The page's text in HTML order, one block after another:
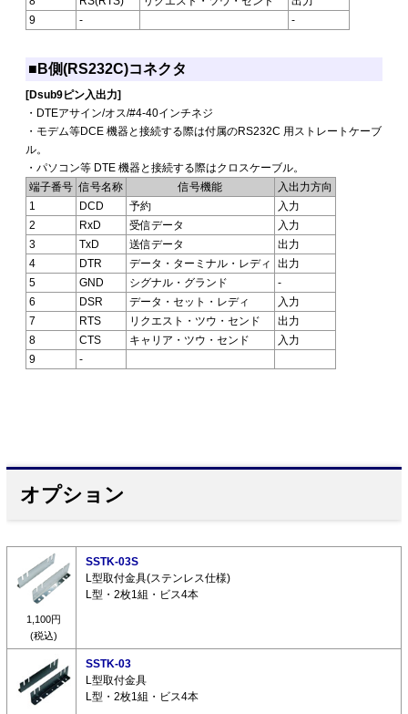
9
- -
■B側(RS232C)コネクタ
[Dsub9ピン入出力]
・DTEアサイン/オス/#4-40インチネジ
・モデム等DCE 機器と接続する際は付属のRS232C 用ストレートケーブ
ル。
・パソコン等 DTE 機器と接続する際はクロスケーブル。
端子番号 信号名称 信号機能
入出力方向
1
DCD 予約
入力
2
RxD 受信データ
入力
3
TxD 送信データ
出力
4
DTR データ・ターミナル・レディ
出力
5
GND シグナル・グランド
-
6
DSR データ・セット・レディ
入力
7
RTS リクエスト・ツウ・センド
出力
8
CTS キャリア・ツウ・センド
入力
9
-
オプション
1,100円
(税込)
SSTK-03S
L型取付金具(ステンレス仕様)
L型・2枚1組・ビス4本
SSTK-03
L型取付金具
L型・2枚1組・ビス4本